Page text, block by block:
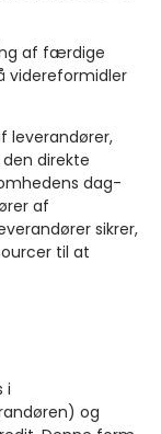
af færdige
videreformidler
leverandører,
direkte
dag-
af
sikrer,
til at
i
og